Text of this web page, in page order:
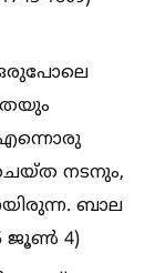
ഒരുപോലെ
എന്നൊരു
നടനും,
ബാല
ജൂണ്‍ 4)